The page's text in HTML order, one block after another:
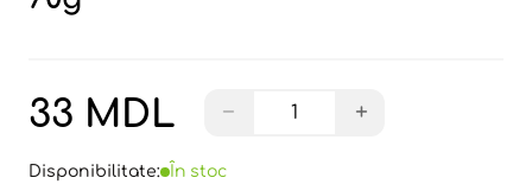
33 MDL − +
Disponibilitate: În stoc